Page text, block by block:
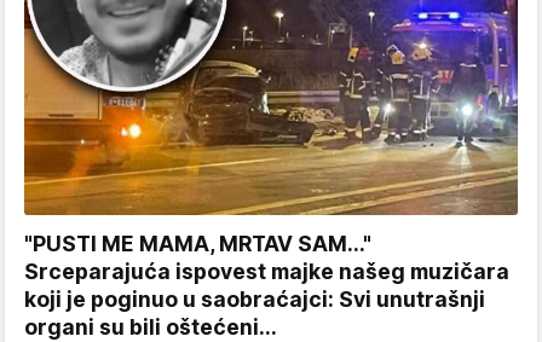
"PUSTI ME MAMA, MRTAV SAM..."
Srceparajuća ispovest majke našeg muzičara
koji je poginuo u saobraćajci: Svi unutrašnji
organi su bili oštećeni...